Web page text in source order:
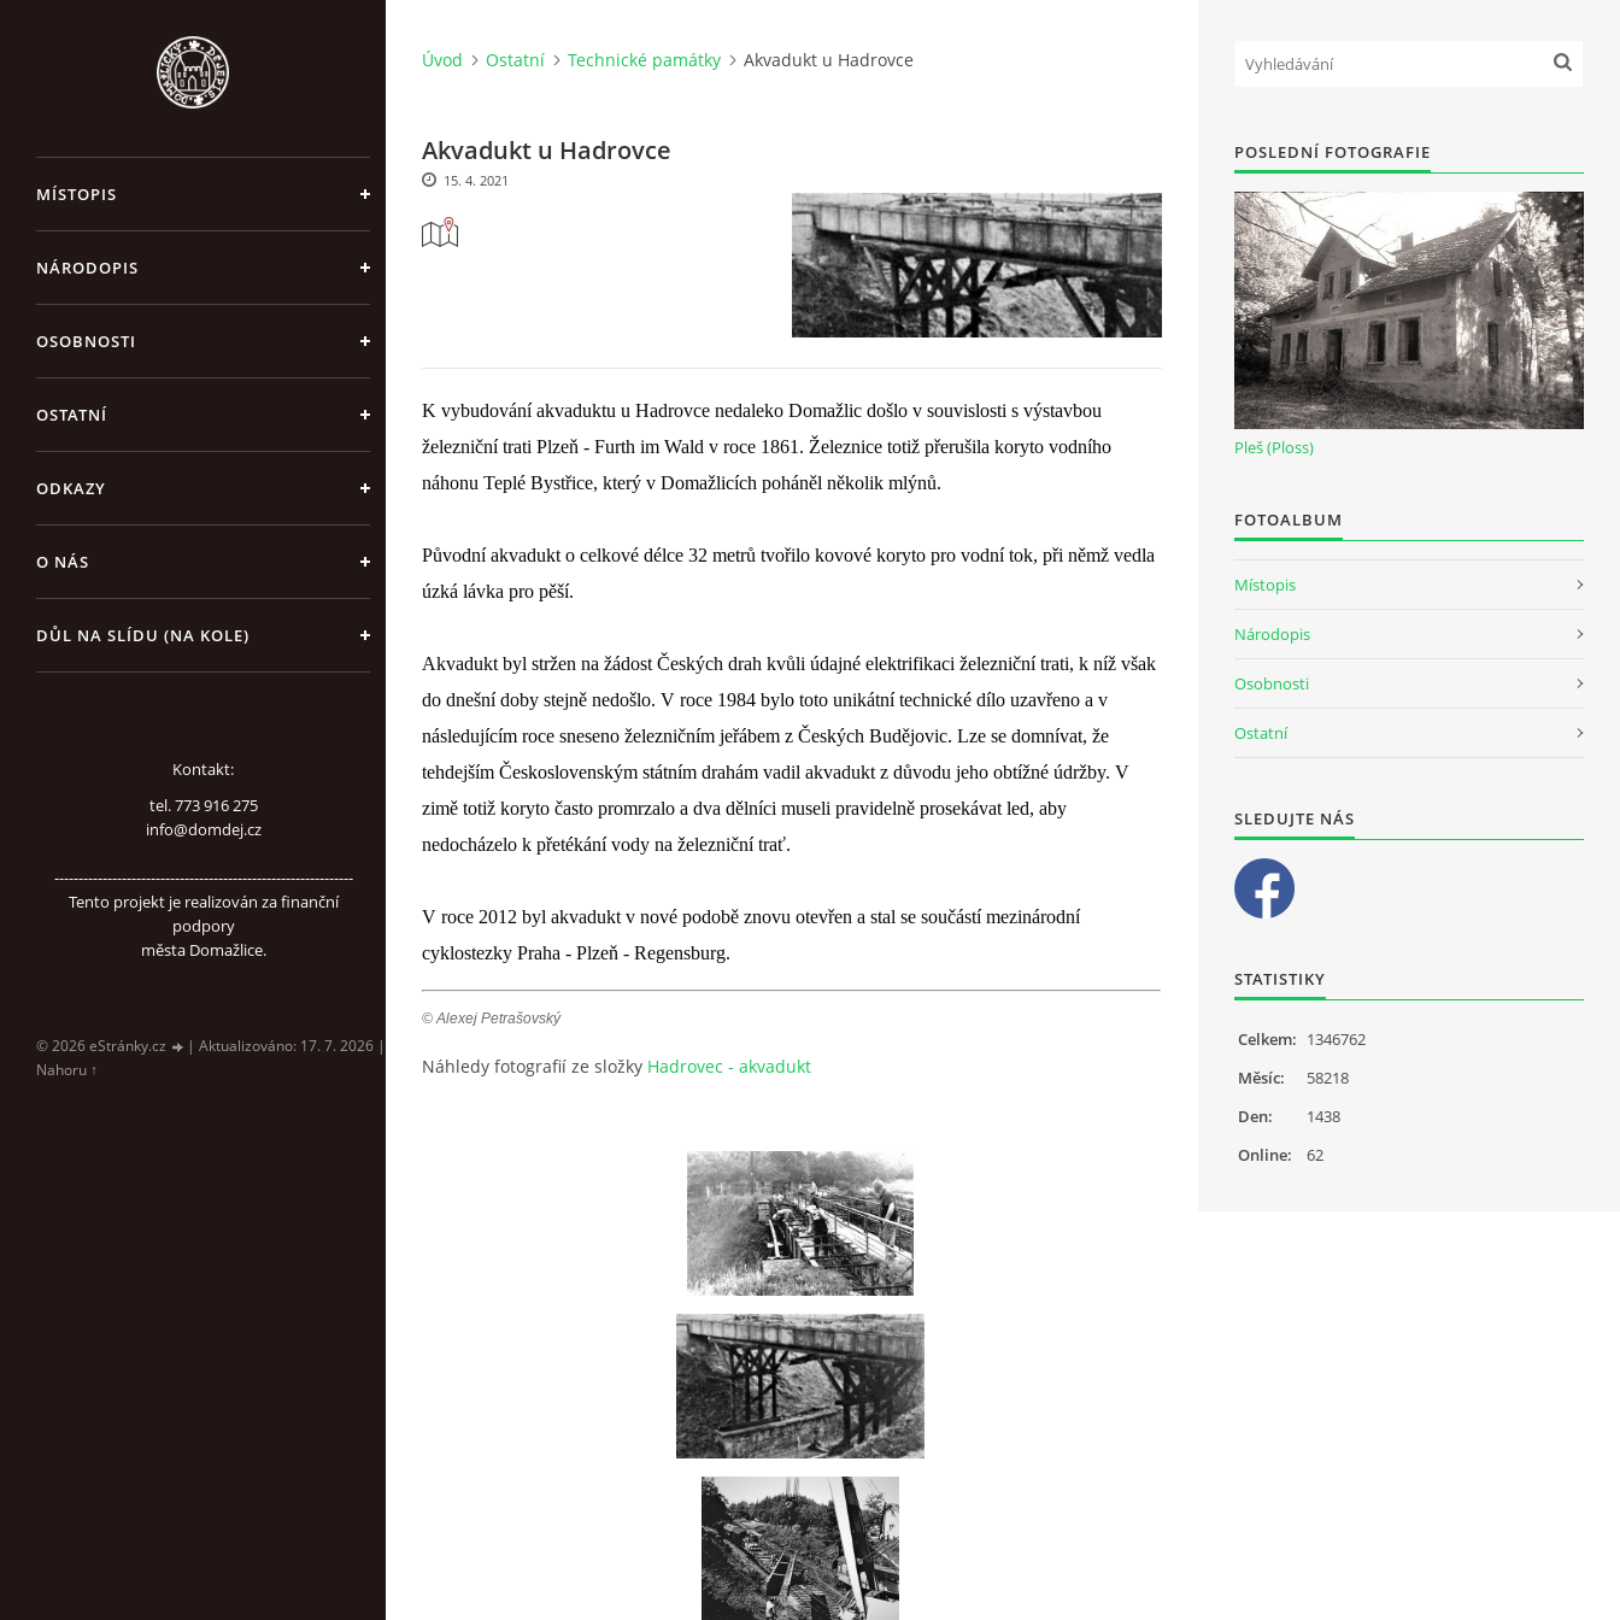
MÍSTOPIS
NÁRODOPIS
OSOBNOSTI
OSTATNÍ
ODKAZY
O NÁS
DŮL NA SLÍDU (NA KOLE)
Kontakt:
tel. 773 916 275
info@domdej.cz
--------------------------------------------------------------
Tento projekt je realizován za finanční
podpory
města Domažlice.
© 2026 eStránky.cz | Aktualizováno: 17. 7. 2026 |
Nahoru ↑
Úvod Ostatní Technické památky Akvadukt u Hadrovce
Akvadukt u Hadrovce
15. 4. 2021
K vybudování akvaduktu u Hadrovce nedaleko Domažlic došlo v souvislosti s výstavbou
železniční trati Plzeň - Furth im Wald v roce 1861. Železnice totiž přerušila koryto vodního
náhonu Teplé Bystřice, který v Domažlicích poháněl několik mlýnů.
Původní akvadukt o celkové délce 32 metrů tvořilo kovové koryto pro vodní tok, při němž vedla
úzká lávka pro pěší.
Akvadukt byl stržen na žádost Českých drah kvůli údajné elektrifikaci železniční trati, k níž však
do dnešní doby stejně nedošlo. V roce 1984 bylo toto unikátní technické dílo uzavřeno a v
následujícím roce sneseno železničním jeřábem z Českých Budějovic. Lze se domnívat, že
tehdejším Československým státním drahám vadil akvadukt z důvodu jeho obtížné údržby. V
zimě totiž koryto často promrzalo a dva dělníci museli pravidelně prosekávat led, aby
nedocházelo k přetékání vody na železniční trať.
V roce 2012 byl akvadukt v nové podobě znovu otevřen a stal se součástí mezinárodní
cyklostezky Praha - Plzeň - Regensburg.
© Alexej Petrašovský
Náhledy fotografií ze složky Hadrovec - akvadukt
POSLEDNÍ FOTOGRAFIE
Pleš (Ploss)
FOTOALBUM
Místopis
Národopis
Osobnosti
Ostatní
SLEDUJTE NÁS
STATISTIKY
Online: 62
Celkem: 1346762
Měsíc:
58218
Den:
1438